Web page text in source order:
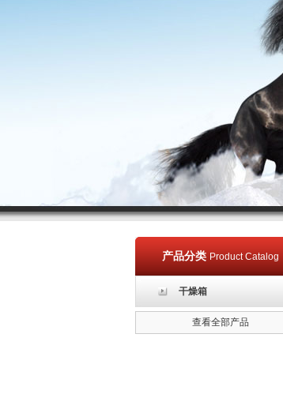
产品分类 Product Catalog
干燥箱
查看全部产品